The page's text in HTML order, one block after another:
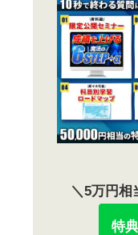
＼5万円相
特